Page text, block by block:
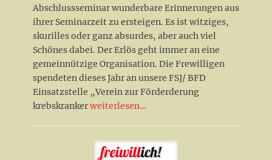
Abschlussseminar wunderbare Erinnerungen aus
ihrer Seminarzeit zu ersteigen. Es ist witziges,
skurilles oder ganz absurdes, aber auch viel
Schönes dabei. Der Erlös geht immer an eine
gemeinnützige Organisation. Die Frewilligen
spendeten dieses Jahr an unsere FSJ/ BFD
Einsatzstelle „Verein zur Förderderung
krebskrankerweiterlesen…